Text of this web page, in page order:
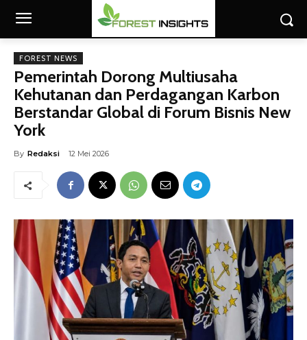
FOREST NEWS
Pemerintah Dorong Multiusaha
Kehutanan dan Perdagangan Karbon
Berstandar Global di Forum Bisnis New
York
By Redaksi 12 Mei 2026